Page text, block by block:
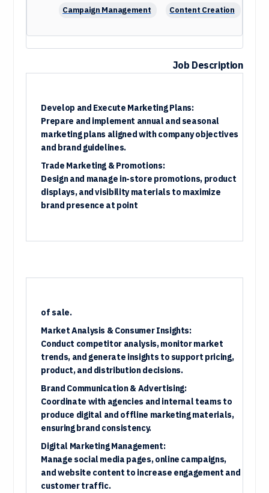
Content Creation
Campaign Management
Budget Management
Project Management
Analytical Thinking
Job Description
Develop and Execute Marketing Plans:
Prepare and implement annual and seasonal
marketing plans aligned with company objectives
and brand guidelines.
Trade Marketing & Promotions:
Design and manage in-store promotions, product
displays, and visibility materials to maximize
brand presence at point
of sale.
Market Analysis & Consumer Insights:
Conduct competitor analysis, monitor market
trends, and generate insights to support pricing,
product, and distribution decisions.
Brand Communication & Advertising:
Coordinate with agencies and internal teams to
produce digital and offline marketing materials,
ensuring brand consistency.
Digital Marketing Management:
Manage social media pages, online campaigns,
and website content to increase engagement and
customer traffic.